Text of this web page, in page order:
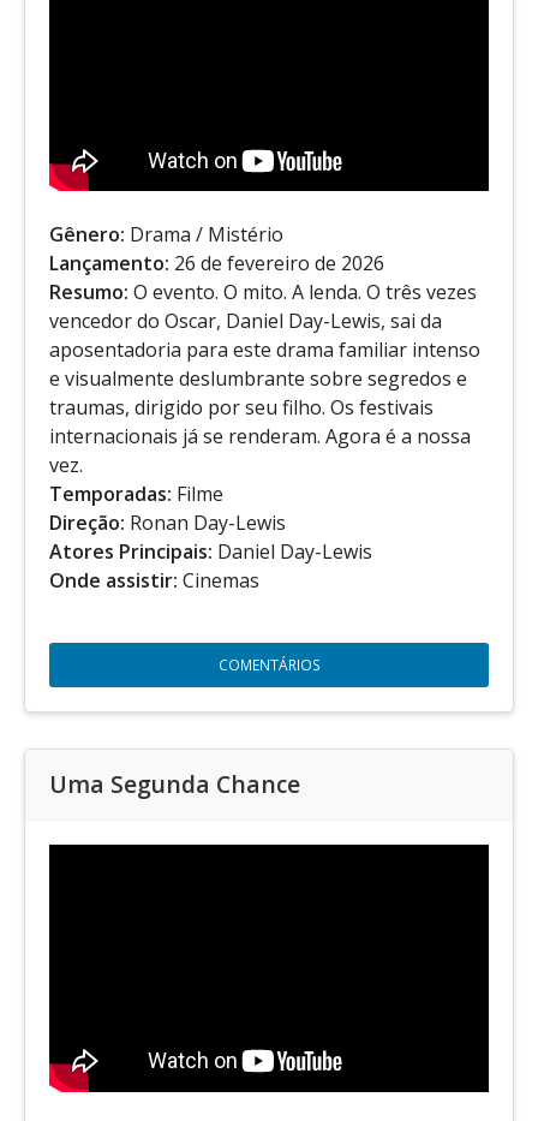
Gênero: Drama / Mistério
Lançamento: 26 de fevereiro de 2026
Resumo: O evento. O mito. A lenda. O três vezes
vencedor do Oscar, Daniel Day-Lewis, sai da
aposentadoria para este drama familiar intenso
e visualmente deslumbrante sobre segredos e
traumas, dirigido por seu filho. Os festivais
internacionais já se renderam. Agora é a nossa
vez.
Temporadas: Filme
Direção: Ronan Day-Lewis
Atores Principais: Daniel Day-Lewis
Onde assistir: Cinemas
COMENTÁRIOS
Uma Segunda Chance